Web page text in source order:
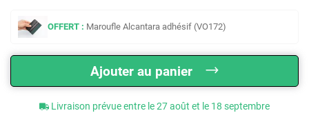
OFFERT : Maroufle Alcantara adhésif (VO172)
Ajouter au panier
Livraison prévue entre le 27 août et le 18 septembre